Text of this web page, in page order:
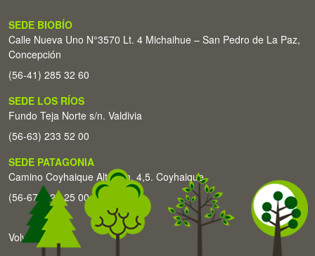
SEDE BIOBÍO
Calle Nueva Uno N°3570 Lt. 4 Michaihue – San Pedro de La Paz,
Concepción
(56-41) 285 32 60
SEDE LOS RÍOS
Fundo Teja Norte s/n. Valdivia
(56-63) 233 52 00
SEDE PATAGONIA
Camino Coyhaique Alto Km. 4,5. Coyhaique
(56-67) 226 25 00
Volver arriba